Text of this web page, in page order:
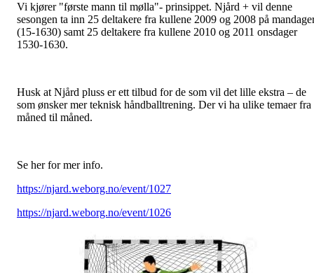
Vi kjører "første mann til mølla"- prinsippet. Njård + vil denne
sesongen ta inn 25 deltakere fra kullene 2009 og 2008 på
(15-1630) samt 25 deltakere fra kullene 2010 og 2011 onsdager
1530-1630.
Husk at Njård pluss er ett tilbud for de som vil det lille ekstra – de
som ønsker merteknisk håndballtrening. Der vi ha ulike temaer fra
måned til måned.
Se her for mer info.
https://njard.weborg.no/event/1027
https://njard.weborg.no/event/1026